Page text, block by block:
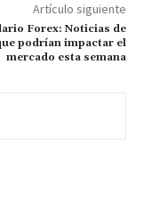
Artículo siguiente
Forex: Noticias de
podrían impactar el
mercado esta semana